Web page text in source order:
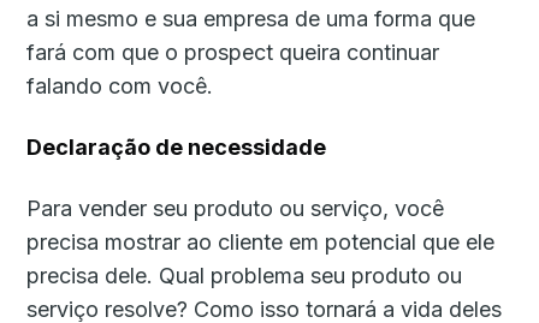
a si mesmo e sua empresa de uma forma que
fará com que o prospect queira continuar
falando com você.
Declaração de necessidade
Para vender seu produto ou serviço, você
precisa mostrar ao cliente em potencial que ele
precisa dele. Qual problema seu produto ou
serviço resolve? Como isso tornará a vida deles